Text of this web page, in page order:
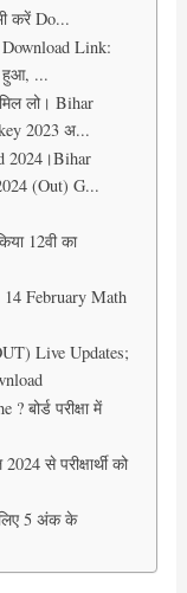
करें Do...
Link:
हुआ, ...
लो। Bihar
2023 अ...
2024।Bihar
(Out) G...
12वी का
February Math
Live Updates;
परीक्षा में
से परीक्षार्थी को
लिए 5 अंक के